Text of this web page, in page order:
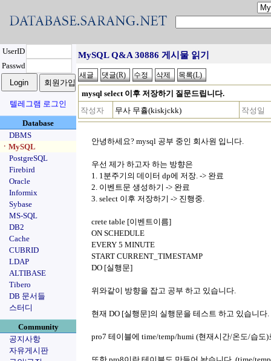
UserID
Passwd
텔레그램 로그인
Database
DBMS
ㆍMySQL
PostgreSQL
Firebird
Oracle
Informix
Sybase
MS-SQL
DB2
Cache
CUBRID
LDAP
ALTIBASE
Tibero
DB 문서들
스터디
Community
공지사항
자유게시판
MySQL Q&A 30886 게시물 읽기
mysql select 이후 저장하기 질문드립니다.
작성자
무사 무휼(kiskjckk) 작성일
안녕하세요? mysql 공부 중인 회사원 입니다.
우선 제가 하고자 하는 방향은
1. 1분주기의 데이터 dp에 저장. -> 완료
2. 이벤트문 생성하기 -> 완료
3. select 이후 저장하기 -> 진행중.
crete table [이벤트이름]
ON SCHEDULE
EVERY 5 MINUTE
START CURRENT_TIMESTAMP
DO [실행문]
위와같이 방향을 잡고 공부 하고 있습니다.
현재 DO [실행문]의 실행문을 테스트 하고 있습니
pro7 테이블에 time/temp/humi (현재시간/온도/습